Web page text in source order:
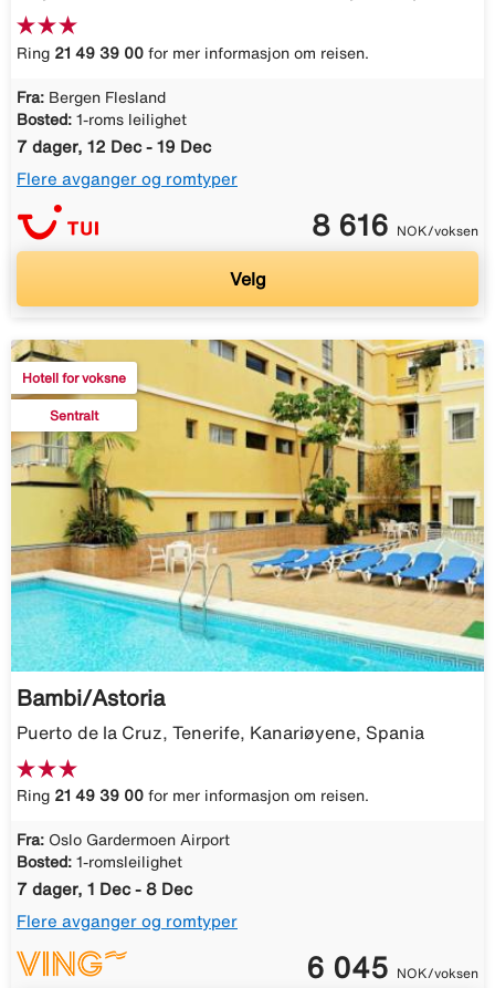
Ring 21 49 39 00 for mer informasjon om reisen.
Fra: Bergen Flesland
Bosted: 1-roms leilighet
7 dager, 12 Dec - 19 Dec
Flere avganger og romtyper
8 616 NOK/voksen
Velg
Hotell for voksne
Sentralt
Bambi/Astoria
Puerto de la Cruz, Tenerife, Kanariøyene, Spania
Ring 21 49 39 00 for mer informasjon om reisen.
Fra: Oslo Gardermoen Airport
Bosted: 1-romsleilighet
7 dager, 1 Dec - 8 Dec
Flere avganger og romtyper
6 045 NOK/voksen